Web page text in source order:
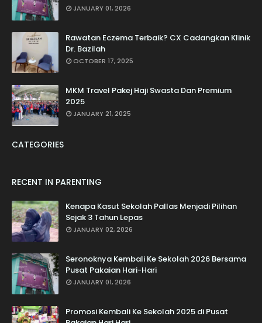
JANUARY 01, 2026
Rawatan Eczema Terbaik? CX Cadangkan Klinik
Dr. Bazilah
OCTOBER 17, 2025
MKM Travel Pakej Haji Swasta Dan Premium
2025
JANUARY 21, 2025
CATEGORIES
RECENT IN PARENTING
Kenapa Kasut Sekolah Pallas Menjadi Pilihan
Sejak 3 Tahun Lepas
JANUARY 02, 2026
Seronoknya Kembali Ke Sekolah 2026 Bersama
Pusat Pakaian Hari-Hari
JANUARY 01, 2026
Promosi Kembali Ke Sekolah 2025 di Pusat